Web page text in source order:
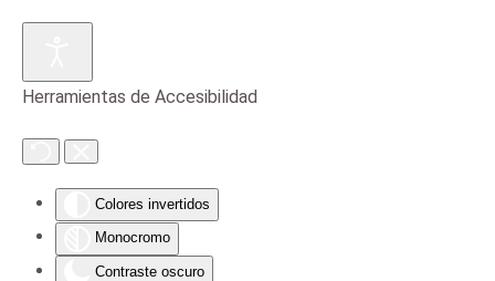
Herramientas de Accesibilidad
Colores invertidos
Monocromo
Contraste oscuro